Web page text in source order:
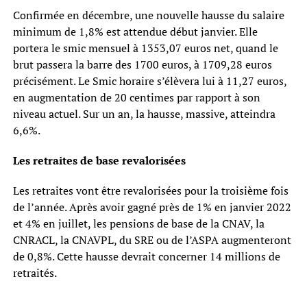
Confirmée en décembre, une nouvelle hausse du salaire
minimum de 1,8% est attendue début janvier. Elle
portera le smic mensuel à 1353,07 euros net, quand le
brut passera la barre des 1700 euros, à 1709,28 euros
précisément. Le Smic horaire s’élèvera lui à 11,27 euros,
en augmentation de 20 centimes par rapport à son
niveau actuel. Sur un an, la hausse, massive, atteindra
6,6%.
Les retraites de base revalorisées
Les retraites vont être revalorisées pour la troisième fois
de l’année. Après avoir gagné près de 1% en janvier 2022
et 4% en juillet, les pensions de base de la CNAV, la
CNRACL, la CNAVPL, du SRE ou de l’ASPA augmenteront
de 0,8%. Cette hausse devrait concerner 14 millions de
retraités.